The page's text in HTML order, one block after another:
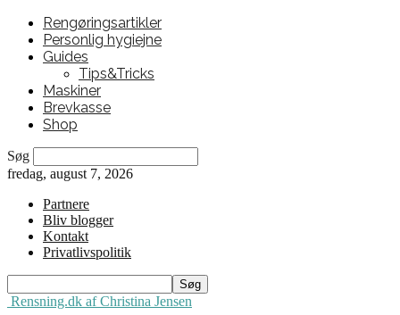
Rengøringsartikler
Personlig hygiejne
Guides
Tips&Tricks
Maskiner
Brevkasse
Shop
Søg
fredag, august 7, 2026
Partnere
Bliv blogger
Kontakt
Privatlivspolitik
Rensning.dk af Christina Jensen